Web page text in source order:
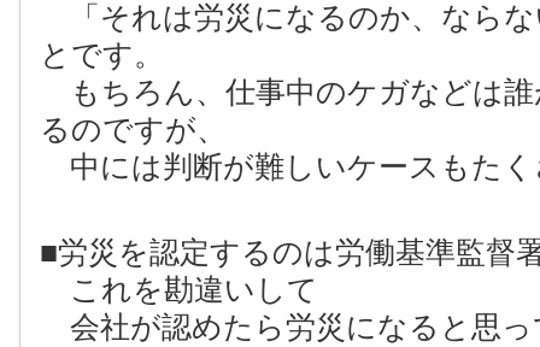
「それは労災になるのか、なら
とです。
もちろん、仕事中のケガなどは
るのですが、
中には判断が難しいケースもた
■労災を認定するのは労働基準監督
これを勘違いして
会社が認めたら労災になると思っ